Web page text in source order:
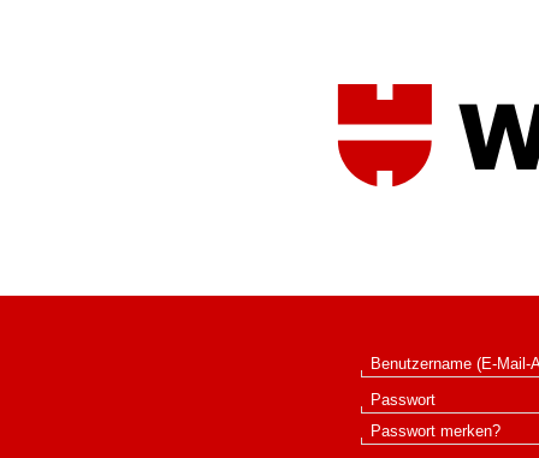
Benutzername (E-Mail-
Passwort
Passwort merken?